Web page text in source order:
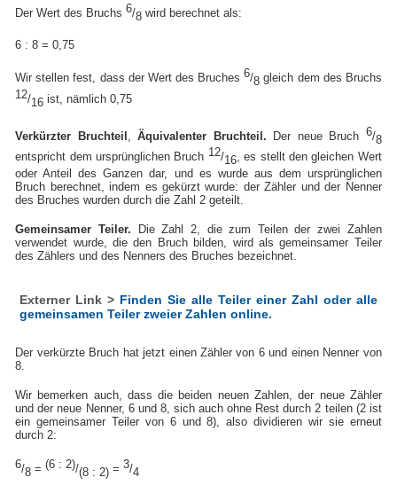
Der Wert des Bruchs6/8 wird berechnet als:
6 : 8 = 0,75
Wir stellen fest, dass der Wert des Bruches6/8 gleich dem des Bruchs
12/16 ist, nämlich 0,75
Verkürzter Bruchteil ,Äquivalenter Bruchteil. Der neue Bruch 6/8
entspricht dem ursprünglichen Bruch 12/16, es stellt den gleichen Wert
oder Anteil des Ganzen dar, und es wurde aus dem ursprünglichen
Bruch berechnet, indem es gekürzt wurde: der Zähler und der Nenner
des Bruches wurden durch die Zahl 2 geteilt.
Gemeinsamer Teiler. Die Zahl 2, die zum Teilen der zwei Zahlen
verwendet wurde, die den Bruch bilden, wird als gemeinsamer Teiler
des Zählers und des Nenners des Bruches bezeichnet.
Externer Link > Finden Sie alle Teiler einer Zahl oder alle
gemeinsamen Teiler zweier Zahlen online.
Der verkürzte Bruch hat jetzt einen Zähler von 6 und einen Nenner von
8.
Wir bemerken auch, dass die beiden neuen Zahlen, der neue Zähler
und der neue Nenner, 6 und 8, sich auch ohne Rest durch 2 teilen (2 ist
ein gemeinsamer Teiler von 6 und 8), also dividieren wir sie erneut
durch 2:
6/8 =(6 : 2)/(8 : 2) =3/4